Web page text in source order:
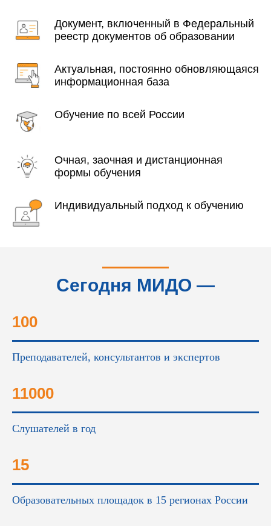
Документ, включенный в Федеральный
реестр документов об образовании
Актуальная, постоянно обновляющаяся
информационная база
Обучение по всей России
Очная, заочная и дистанционная
формы обучения
Индивидуальный подход к обучению
Сегодня МИДО —
100
Преподавателей, консультантов и экспертов
11000
Слушателей в год
15
Образовательных площадок в 15 регионах России